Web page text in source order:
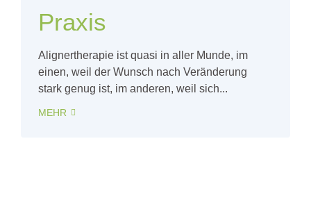
Praxis
Alignertherapie ist quasi in aller Munde, im
einen, weil der Wunsch nach Veränderung
stark genug ist, im anderen, weil sich...
MEHR